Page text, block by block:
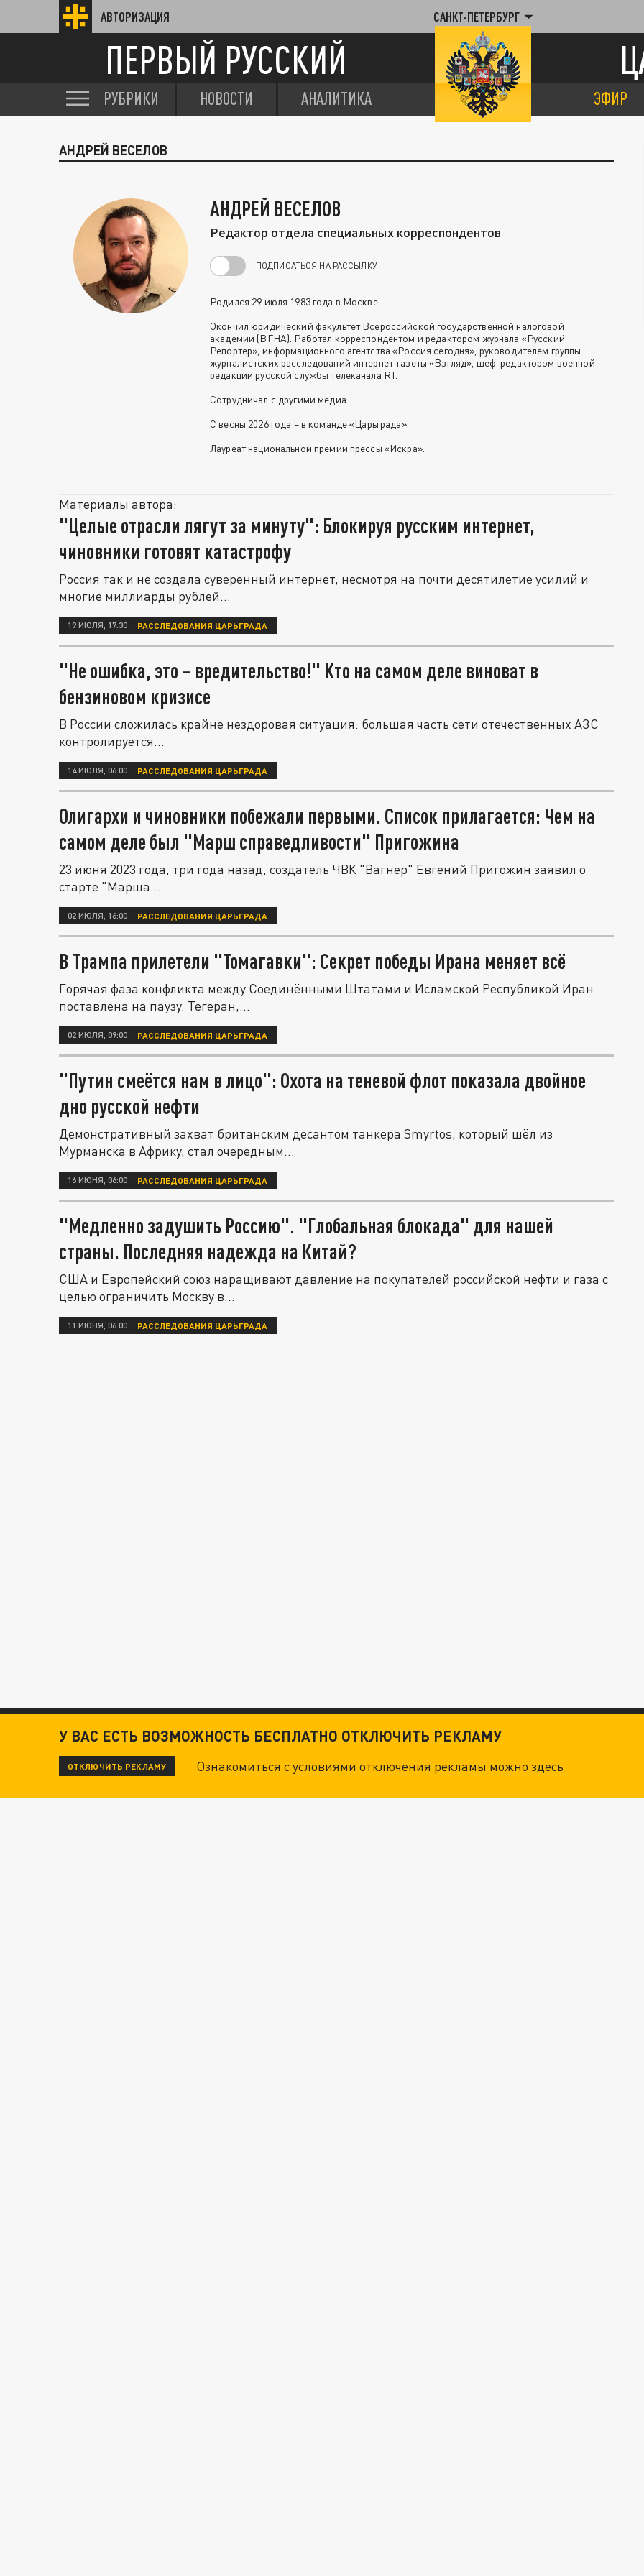
АВТОРИЗАЦИЯ САНКТ-ПЕТЕРБУРГ
ПЕРВЫЙ РУССКИЙ
РУБРИКИ НОВОСТИ АНАЛИТИКА ЭФИР
АНДРЕЙ ВЕСЕЛОВ
АНДРЕЙ ВЕСЕЛОВ
Редактор отдела специальных корреспондентов
ПОДПИСАТЬСЯ НА РАССЫЛКУ
Родился 29 июля 1983 года в Москве.
Окончил юридический факультет Всероссийской государственной налоговой
академии (ВГНА). Работал корреспондентом и редактором журнала «Русский
Репортер», информационного агентства «Россия сегодня», руководителем группы
журналистских расследований интернет-газеты «Взгляд», шеф-редактором военной
редакции русской службы телеканала RT.
Сотрудничал с другими медиа.
С весны 2026 года – в команде «Царьграда».
Лауреат национальной премии прессы «Искра».
Материалы автора:
"Целые отрасли лягут за минуту": Блокируя русским интернет,
чиновники готовят катастрофу
Россия так и не создала суверенный интернет, несмотря на почти десятилетие усилий и
многие миллиарды рублей...
19 ИЮЛЯ, 17:30 РАССЛЕДОВАНИЯ ЦАРЬГРАДА
"Не ошибка, это – вредительство!" Кто на самом деле виноват в
бензиновом кризисе
В России сложилась крайне нездоровая ситуация: большая часть сети отечественных АЗС
контролируется...
14 ИЮЛЯ, 06:00 РАССЛЕДОВАНИЯ ЦАРЬГРАДА
Олигархи и чиновники побежали первыми. Список прилагается: Чем на
самом деле был "Марш справедливости" Пригожина
23 июня 2023 года, три года назад, создатель ЧВК "Вагнер" Евгений Пригожин заявил о
старте "Марша...
02 ИЮЛЯ, 16:00 РАССЛЕДОВАНИЯ ЦАРЬГРАДА
В Трампа прилетели "Томагавки": Секрет победы Ирана меняет всё
Горячая фаза конфликта между Соединёнными Штатами и Исламской Республикой Иран
поставлена на паузу. Тегеран,...
02 ИЮЛЯ, 09:00 РАССЛЕДОВАНИЯ ЦАРЬГРАДА
"Путин смеётся нам в лицо": Охота на теневой флот показала двойное
дно русской нефти
Демонстративный захват британским десантом танкера Smyrtos, который шёл из
Мурманска в Африку, стал очередным...
16 ИЮНЯ, 06:00 РАССЛЕДОВАНИЯ ЦАРЬГРАДА
"Медленно задушить Россию". "Глобальная блокада" для нашей
страны. Последняя надежда на Китай?
США и Европейский союз наращивают давление на покупателей российской нефти и газа с
целью ограничить Москву в...
11 ИЮНЯ, 06:00 РАССЛЕДОВАНИЯ ЦАРЬГРАДА
У ВАС ЕСТЬ ВОЗМОЖНОСТЬ БЕСПЛАТНО ОТКЛЮЧИТЬ РЕКЛАМУ
ОТКЛЮЧИТЬ РЕКЛАМУ Ознакомиться с условиями отключения рекламы можноздесь